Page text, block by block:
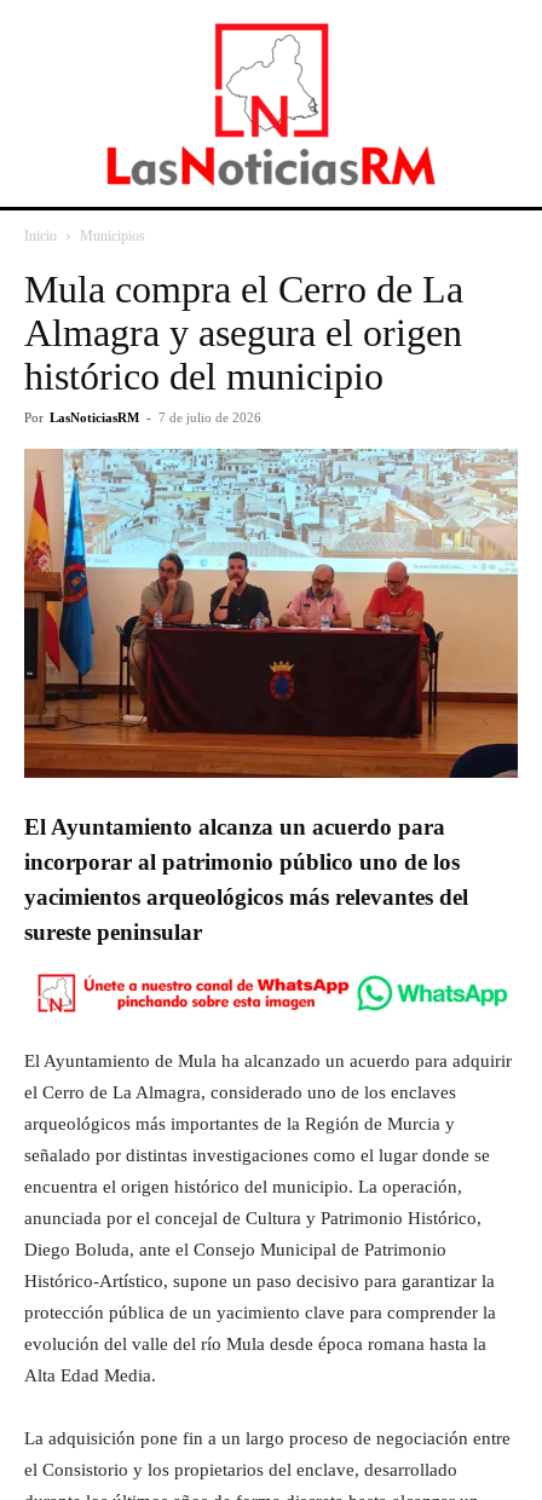
Inicio Municipios
Mula compra el Cerro de La
Almagra y asegura el origen
histórico del municipio
Por LasNoticiasRM - 7 de julio de 2026
El Ayuntamiento alcanza un acuerdo para
incorporar al patrimonio público uno de los
yacimientos arqueológicos más relevantes del
sureste peninsular
El Ayuntamiento de Mula ha alcanzado un acuerdo para adquirir
el Cerro de La Almagra, considerado uno de los enclaves
arqueológicos más importantes de la Región de Murcia y
señalado por distintas investigaciones como el lugar donde se
encuentra el origen histórico del municipio. La operación,
anunciada por el concejal de Cultura y Patrimonio Histórico,
Diego Boluda, ante el Consejo Municipal de Patrimonio
Histórico-Artístico, supone un paso decisivo para garantizar la
protección pública de un yacimiento clave para comprender la
evolución del valle del río Mula desde época romana hasta la
Alta Edad Media.
La adquisición pone fin a un largo proceso de negociación entre
el Consistorio y los propietarios del enclave, desarrollado